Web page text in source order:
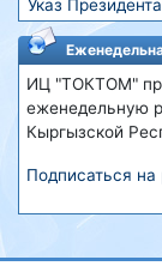
Указ
ИЦ "ТОКТОМ"
еженедельную
Кыргызской
Подписаться на